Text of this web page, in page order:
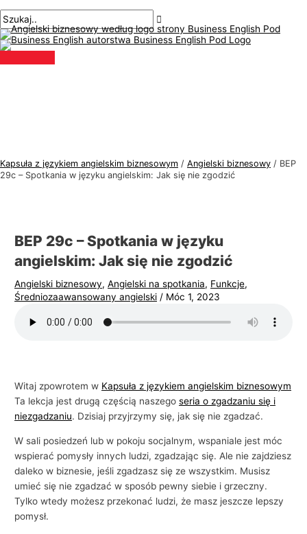
do
treści
główne
Kapsuła z językiem angielskim biznesowym / Angielski biznesowy / BEP
29c – Spotkania w języku angielskim: Jak się nie zgodzić
BEP 29c – Spotkania w języku
angielskim: Jak się nie zgodzić
Angielski biznesowy,Angielski na spotkania, Funkcje,
Średniozaawansowany angielski / Móc 1, 2023
Witaj zpowrotem w Kapsuła z językiem angielskim biznesowym
Ta lekcja jest drugą częścią naszegoseria o zgadzaniu się i
niezgadzaniu. Dzisiaj przyjrzymy się, jak się nie zgadzać.
W sali posiedzeń lub w pokoju socjalnym, wspaniale jest móc
wspierać pomysły innych ludzi, zgadzając się. Ale nie zajdziesz
daleko w biznesie, jeśli zgadzasz się ze wszystkim. Musisz
umieć się nie zgadzać w sposób pewny siebie i grzeczny.
Tylko wtedy możesz przekonać ludzi, że masz jeszcze lepszy
pomysł.
po
wpisach
tutaj..
mail*
T
e
m
a
ę
a
a
n
g
k
i
g
o
w
b
S
z
u
k